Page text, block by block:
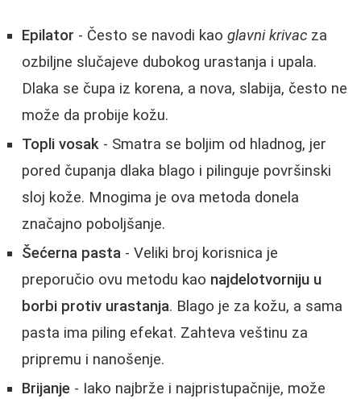
Epilator - Često se navodi kao glavni krivac za
ozbiljne slučajeve dubokog urastanja i upala.
Dlaka se čupa iz korena, a nova, slabija, često ne
može da probije kožu.
Topli vosak - Smatra se boljim od hladnog, jer
pored čupanja dlaka blago i pilinguje površinski
sloj kože. Mnogima je ova metoda donela
značajno poboljšanje.
Šećerna pasta - Veliki broj korisnica je
preporučio ovu metodu kao najdelotvorniju u
borbi protiv urastanja. Blago je za kožu, a sama
pasta ima piling efekat. Zahteva veštinu za
pripremu i nanošenje.
Brijanje - Iako najbrže i najpristupačnije, može